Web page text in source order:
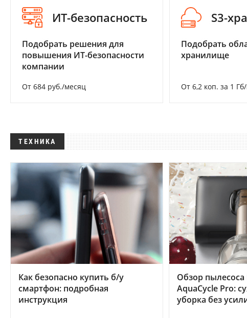
ИТ-безопасность
Подобрать решения для
повышения ИТ-безопасности
компании
От 684 руб./месяц
S3-
Подобрать
хранилище
От 6,2 коп. за 1
ТЕХНИКА
Как безопасно купить б/у
смартфон: подробная
инструкция
Обзор пылесоса
AquaCycle Pro:
уборка без